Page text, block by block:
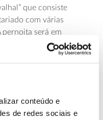
conteúdo e
de redes sociais e
que consiste
com várias
pernoita será em
disponibiliza
ferramentas e